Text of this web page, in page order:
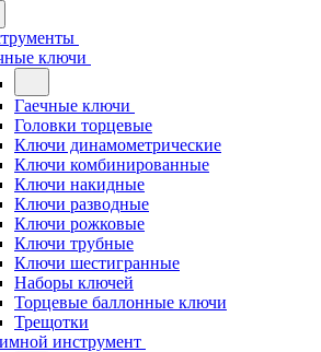
ключи
Гаечные ключи
Головки торцевые
Ключи динамометрические
Ключи комбинированные
Ключи накидные
Ключи разводные
Ключи рожковые
Ключи трубные
Ключи шестигранные
Наборы ключей
Торцевые баллонные ключи
Трещотки
инструмент